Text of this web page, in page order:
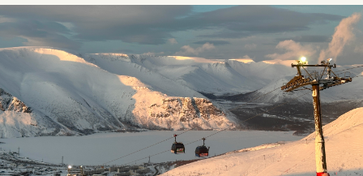
освещение, благодаря чему
наслаждаться катанием можно даже
в период полярной ночи (а ещё, можно
покататься под северным сиянием).
Начинающие лыжники и сноубордисты
могут взять уроки у опытных
инструкторов.